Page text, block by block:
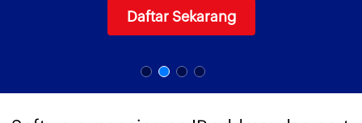
Daftar Sekarang